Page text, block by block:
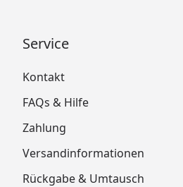
Service
Kontakt
FAQs & Hilfe
Zahlung
Versandinformationen
Rückgabe & Umtausch